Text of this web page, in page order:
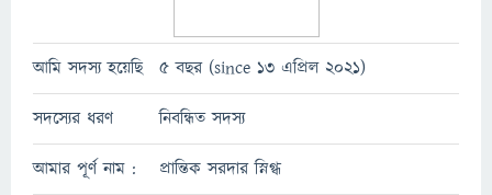
আমি সদস্য হয়েছি 5 বছর (since 13 এপ্রিল 2021)
সদস্যের ধরণ নিবন্ধিত সদস্য
আমার পূর্ণ নাম : প্রান্তিক সরদার স্নিগ্ধ